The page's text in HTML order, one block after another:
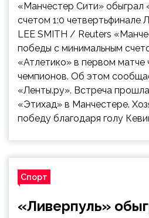
«Манчестер Сити» обыграл
счетом 1:0 четвертьфинале
LEE SMITH / Reuters
победы с минимальным
«Атлетико» в первом матче
чемпионов. Об этом
«Ленты.ру». Встреча
«Этихад» в Манчестере.
победу благодаря голу
Спорт
«Ливерпуль»